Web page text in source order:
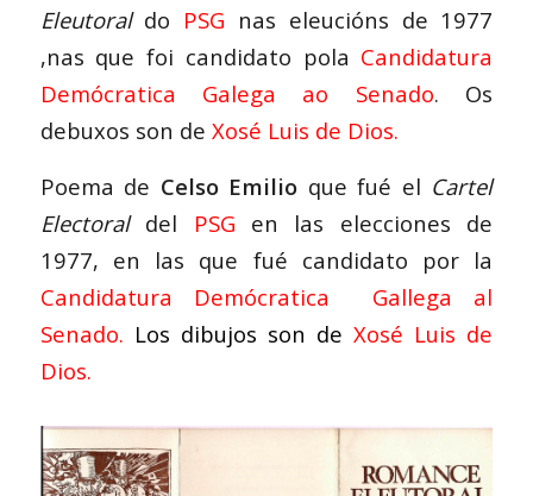
Eleutoral do PSG nas eleucións de 1977
,nas que foi candidato pola Candidatura
Demócratica Galega ao Senado. Os
debuxos son de Xosé Luis de Dios.
Poema de Celso Emilio que fué el Cartel
Electoraldel PSG en las elecciones de
1977, en las que fué candidato por la
Candidatura Demócratica Gallega al
Senado. Los dibujos son deXosé Luis de
Dios.